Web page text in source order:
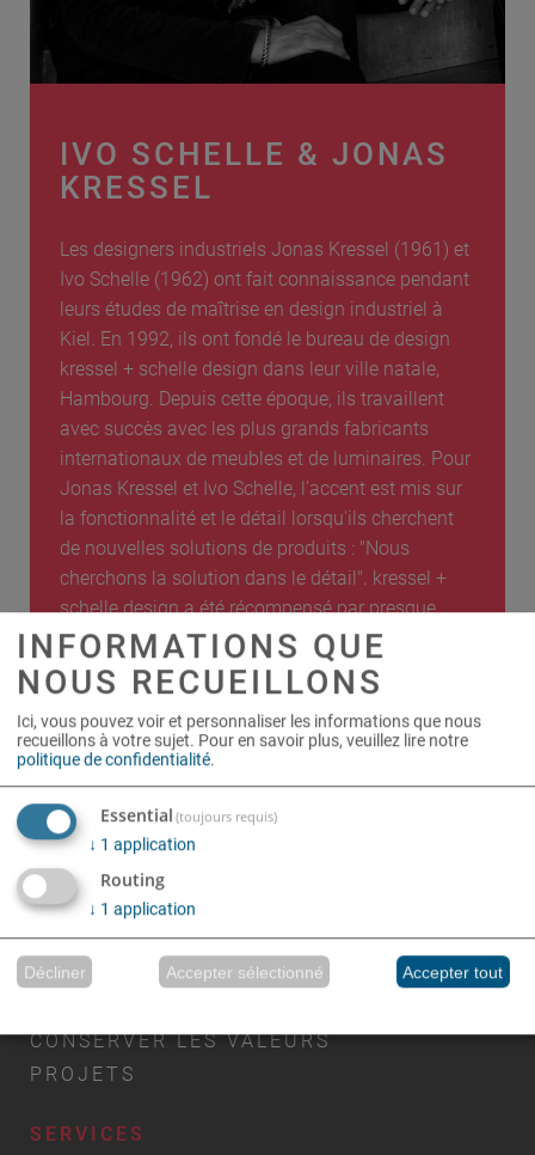
IVO SCHELLE & JONAS
KRESSEL
Les designers industriels Jonas Kressel (1961) et
Ivo Schelle (1962) ont fait connaissance pendant
leurs études de maîtrise en design industriel à
Kiel. En 1992, ils ont fondé le bureau de design
kressel + schelle design dans leur ville natale,
Hambourg. Depuis cette époque, ils travaillent
avec succès avec les plus grands fabricants
internationaux de meubles et de luminaires. Pour
Jonas Kressel et Ivo Schelle, l'accent est mis sur
la fonctionnalité et le détail lorsqu'ils cherchent
de nouvelles solutions de produits : "Nous
cherchons la solution dans le détail". kressel +
schelle design a été récompensé par presque
tous les grands prix de design allemands.
PRODUITS
SIÈGES
TABLES
PORTE-MANTEAUX
CONSERVER LES VALEURS
PROJETS
SERVICES
INFORMATIONS QUE
NOUS RECUEILLONS
Ici, vous pouvez voir et personnaliser les informations que nous
recueillons à votre sujet. Pour en savoir plus, veuillez lire notre
politique de confidentialité.
Essential (toujours requis)
↓ 1 application
Routing
↓ 1 application
Décliner Accepter sélectionné Accepter tout